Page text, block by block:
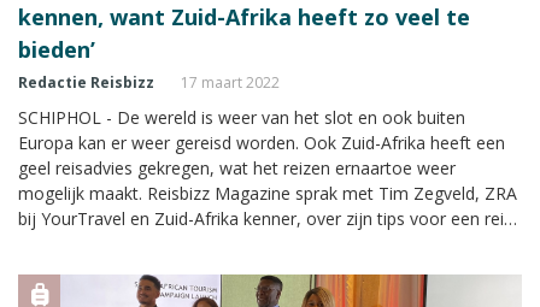
kennen, want Zuid-Afrika heeft zo veel te
bieden’
Redactie Reisbizz 17 maart 2022
SCHIPHOL - De wereld is weer van het slot en ook buiten
Europa kan er weer gereisd worden. Ook Zuid-Afrika heeft een
geel reisadvies gekregen, wat het reizen ernaartoe weer
mogelijk maakt. Reisbizz Magazine sprak met Tim Zegveld, ZRA
bij YourTravel en Zuid-Afrika kenner, over zijn tips voor een reis